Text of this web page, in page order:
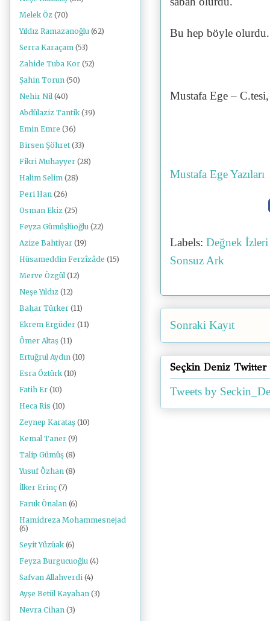
Bu hep böyle olurdu.
Mustafa Ege –
Mustafa Ege Yazıları
Labels: Değnek
Sonsuz Ark
Sonraki Kayıt
Seçkin Deniz Twitter
Tweets by
Melek Öz (70)
Yıldız Ramazanoğlu (62)
Serra Karaçam (53)
Zahide Tuba Kor (52)
Şahin Torun (50)
Nehir Nil (40)
Abdülaziz Tantik (39)
Emin Emre (36)
Birsen Şöhret (33)
Fikri Muhayyer (28)
Halim Selim (28)
Peri Han (26)
Osman Ekiz (25)
Feyza Gümüşlüoğlu (22)
Azize Bahtiyar (19)
Hüsameddin Ferzîzâde (15)
Merve Özgül (12)
Neşe Yıldız (12)
Bahar Türker (11)
Ekrem Ergüder (11)
Ömer Altaş (11)
Ertuğrul Aydın (10)
Esra Öztürk (10)
Fatih Er (10)
Heca Ris (10)
Zeynep Karataş (10)
Kemal Taner (9)
Talip Gümüş (8)
Yusuf Özhan (8)
İlker Erinç (7)
Faruk Önalan (6)
Hamidreza Mohammesnejad
(6)
Seyit Yüzüak (6)
Feyza Burgucuoğlu (4)
Safvan Allahverdi (4)
Ayşe Betül Kayahan (3)
Nevra Cihan (3)